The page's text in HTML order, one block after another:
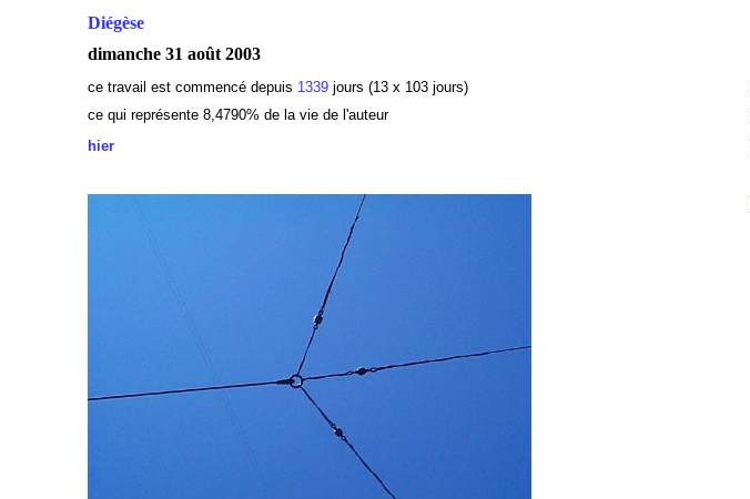
Diégèse
dimanche 31 août 2003
ce travail est commencé depuis 1339 jours (13 x 103 jours)
ce qui représente 8,4790% de la vie de l'auteur
hier